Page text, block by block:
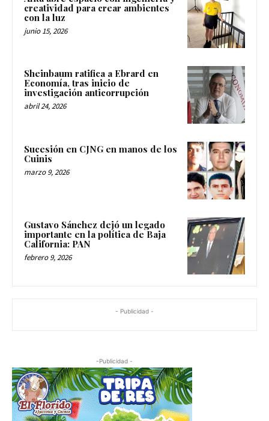
creatividad para crear ambientes
con la luz
junio 15, 2026
Sheinbaum ratifica a Ebrard en
Economía, tras inicio de
investigación anticorrupción
abril 24, 2026
Sucesión en CJNG en manos de los
Cuinis
marzo 9, 2026
Gustavo Sánchez dejó un legado
importante en la política de Baja
California: PAN
febrero 9, 2026
- Publicidad -
-Publicidad -